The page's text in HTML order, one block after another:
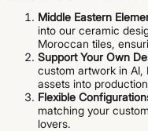
Middle Eastern
into our ceramic
Moroccan tiles,
Support Your Own
custom artwork in AI,
assets into
Flexible
matching your
lovers.